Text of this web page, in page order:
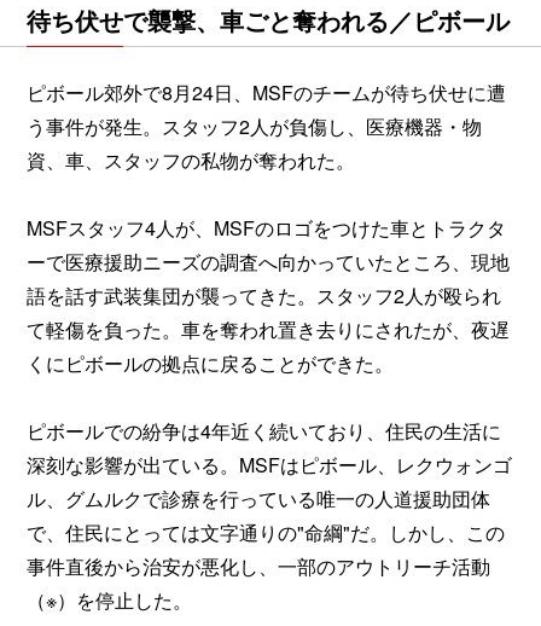
待ち伏せで襲撃、車ごと奪われる／ピボール
ピボール郊外で8月24日、MSFのチームが待ち伏せに遭
う事件が発生。スタッフ2人が負傷し、医療機器・物
資、車、スタッフの私物が奪われた。
MSFスタッフ4人が、MSFのロゴをつけた車とトラクタ
ーで医療援助ニーズの調査へ向かっていたところ、現地
語を話す武装集団が襲ってきた。スタッフ2人が殴られ
て軽傷を負った。車を奪われ置き去りにされたが、夜遅
くにピボールの拠点に戻ることができた。
ピボールでの紛争は4年近く続いており、住民の生活に
深刻な影響が出ている。MSFはピボール、レクウォンゴ
ル、グムルクで診療を行っている唯一の人道援助団体
で、住民にとっては文字通りの"命綱"だ。しかし、この
事件直後から治安が悪化し、一部のアウトリーチ活動
（※）を停止した。